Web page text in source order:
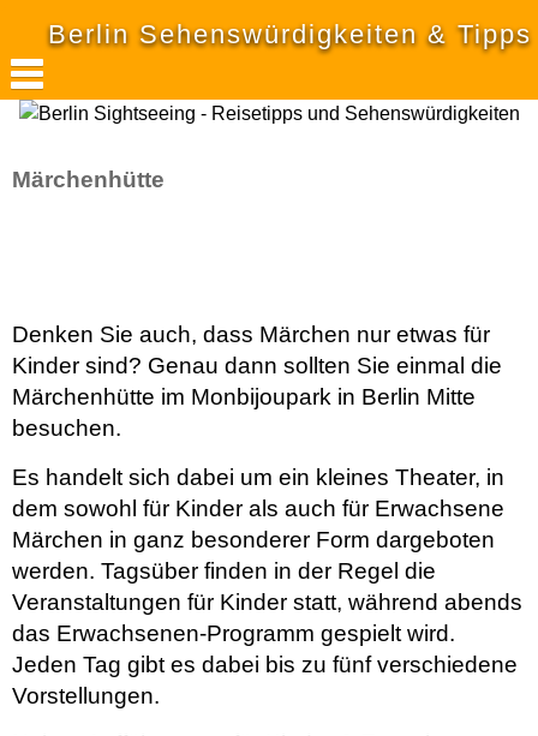
Berlin Sehenswürdigkeiten & Tipps
Märchenhütte
Denken Sie auch, dass Märchen nur etwas für
Kinder sind? Genau dann sollten Sie einmal die
Märchenhütte im Monbijoupark in Berlin Mitte
besuchen.
Es handelt sich dabei um ein kleines Theater, in
dem sowohl für Kinder als auch für Erwachsene
Märchen in ganz besonderer Form dargeboten
werden. Tagsüber finden in der Regel die
Veranstaltungen für Kinder statt, während abends
das Erwachsenen-Programm gespielt wird.
Jeden Tag gibt es dabei bis zu fünf verschiedene
Vorstellungen.